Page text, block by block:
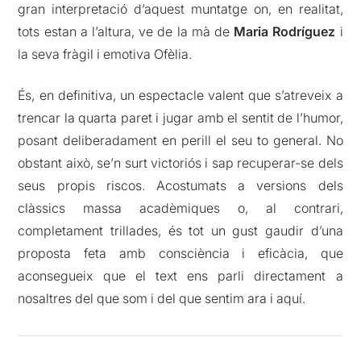
gran interpretació d’aquest muntatge on, en realitat,
tots estan a l’altura, ve de la mà de Maria Rodríguez i
la seva fràgil i emotiva Ofèlia.
És, en definitiva, un espectacle valent que s’atreveix a
trencar la quarta paret i jugar amb el sentit de l’humor,
posant deliberadament en perill el seu to general. No
obstant això, se’n surt victoriós i sap recuperar-se dels
seus propis riscos. Acostumats a versions dels
clàssics massa acadèmiques o, al contrari,
completament trillades, és tot un gust gaudir d’una
proposta feta amb consciència i eficàcia, que
aconsegueix que el text ens parli directament a
nosaltres del que som i del que sentim ara i aquí.